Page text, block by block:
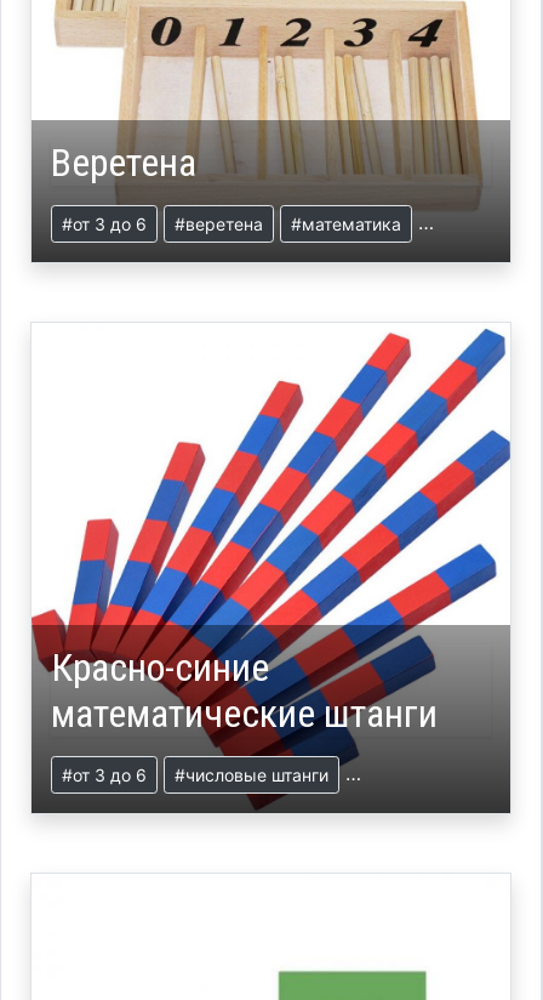
Веретена
#от 3 до 6 #веретена #математика
Красно-синие
математические штанги
#от 3 до 6 #числовые штанги #презентация